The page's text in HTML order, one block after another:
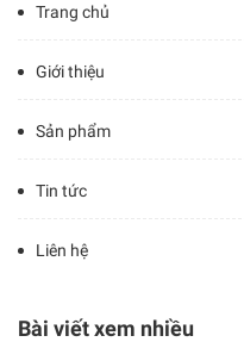
Trang chủ
Giới thiệu
Sản phẩm
Tin tức
Liên hệ
Bài viết xem nhiều